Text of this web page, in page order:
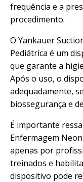
frequência e a
procedimento.
O Yankauer
Pediátrica é um
que garante a
Após o uso, o
adequadamente,
biossegurança e
É importante
Enfermagem
apenas por
treinados e
dispositivo pode